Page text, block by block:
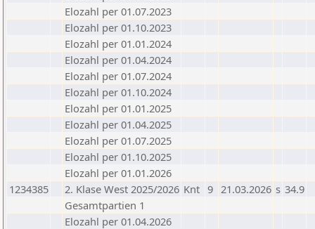
Elozahl per 01.07.2023
Elozahl per 01.10.2023
Elozahl per 01.01.2024
Elozahl per 01.04.2024
Elozahl per 01.07.2024
Elozahl per 01.10.2024
Elozahl per 01.01.2025
Elozahl per 01.04.2025
Elozahl per 01.07.2025
Elozahl per 01.10.2025
Elozahl per 01.01.2026
1234385
2. Klase West 2025/2026 Knt 9 21.03.2026 s 34.9
Gesamtpartien 1
Elozahl per 01.04.2026